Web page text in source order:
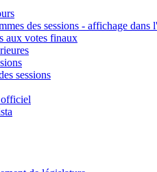
des sessions - affichage dans
aux votes finaux
sessions